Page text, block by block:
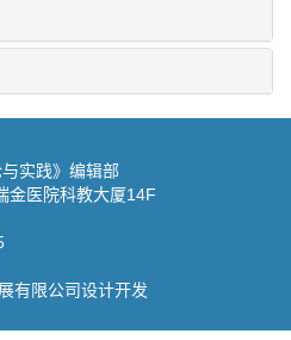
实践》编辑部
金医院科教大厦14F
有限公司设计开发